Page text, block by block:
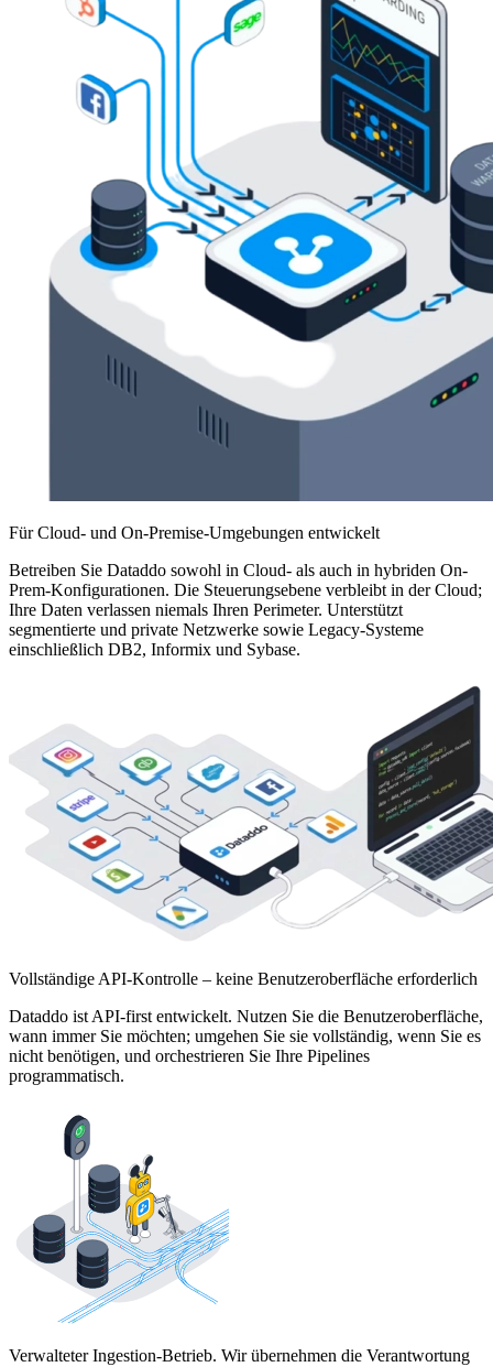
Für Cloud- und On-Premise-Umgebungen entwickelt
Betreiben Sie Dataddo sowohl in Cloud- als auch in hybriden On-
Prem-Konfigurationen. Die Steuerungsebene verbleibt in der Cloud;
Ihre Daten verlassen niemals Ihren Perimeter. Unterstützt
segmentierte und private Netzwerke sowie Legacy-Systeme
einschließlich DB2, Informix und Sybase.
Vollständige API-Kontrolle – keine Benutzeroberfläche erforderlich
Dataddo ist API-first entwickelt. Nutzen Sie die Benutzeroberfläche,
wann immer Sie möchten; umgehen Sie sie vollständig, wenn Sie es
nicht benötigen, und orchestrieren Sie Ihre Pipelines
programmatisch.
Verwalteter Ingestion-Betrieb. Wir übernehmen die Verantwortung